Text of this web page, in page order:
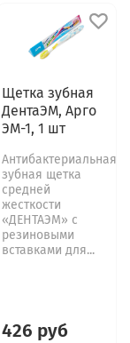
Щетка зубная
ДентаЭМ, Арго
ЭМ-1, 1 шт
Антибактериальная
зубная щетка
средней
жесткости
«ДЕНТАЭМ» с
резиновыми
вставками для...
426 руб